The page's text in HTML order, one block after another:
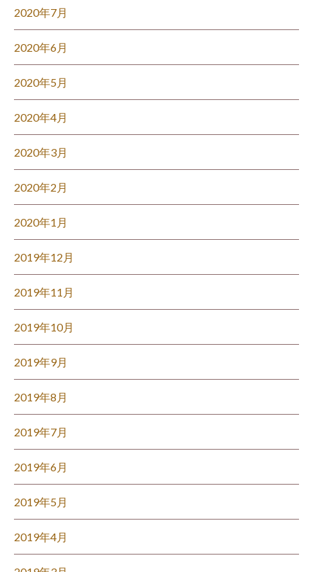
2020年7月
2020年6月
2020年5月
2020年4月
2020年3月
2020年2月
2020年1月
2019年12月
2019年11月
2019年10月
2019年9月
2019年8月
2019年7月
2019年6月
2019年5月
2019年4月